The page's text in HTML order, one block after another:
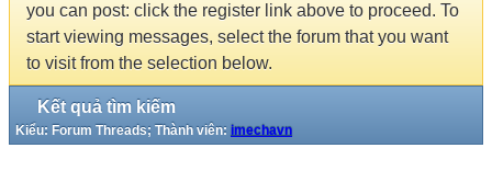
you can post: click the register link above to proceed. To
start viewing messages, select the forum that you want
to visit from the selection below.
Kết quả tìm kiếm
Kiểu: Forum Threads; Thành viên: imechavn